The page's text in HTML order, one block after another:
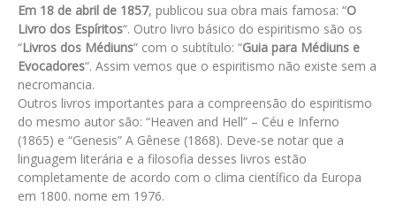
Em 18 de abril de 1857, publicou sua obra mais famosa: “O
Livro dos Espíritos“. Outro livro básico do espiritismo são os
“Livros dos Médiuns” com o subtítulo: “Guia para Médiuns e
Evocadores“. Assim vemos que o espiritismo não existe sem a
necromancia.
Outros livros importantes para a compreensão do espiritismo
do mesmo autor são: “Heaven and Hell” – Céu e Inferno
(1865) e “Genesis” A Gênese (1868). Deve-se notar que a
linguagem literária e a filosofia desses livros estão
completamente de acordo com o clima científico da Europa
em 1800. nome em 1976.